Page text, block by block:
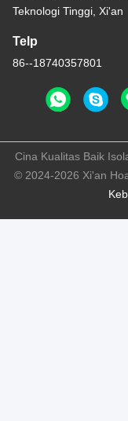
Teknologi Tinggi, Xi'an
Telp
86--18740357801
Cina Kualitas Baik
© 2024-2026 Xi'an